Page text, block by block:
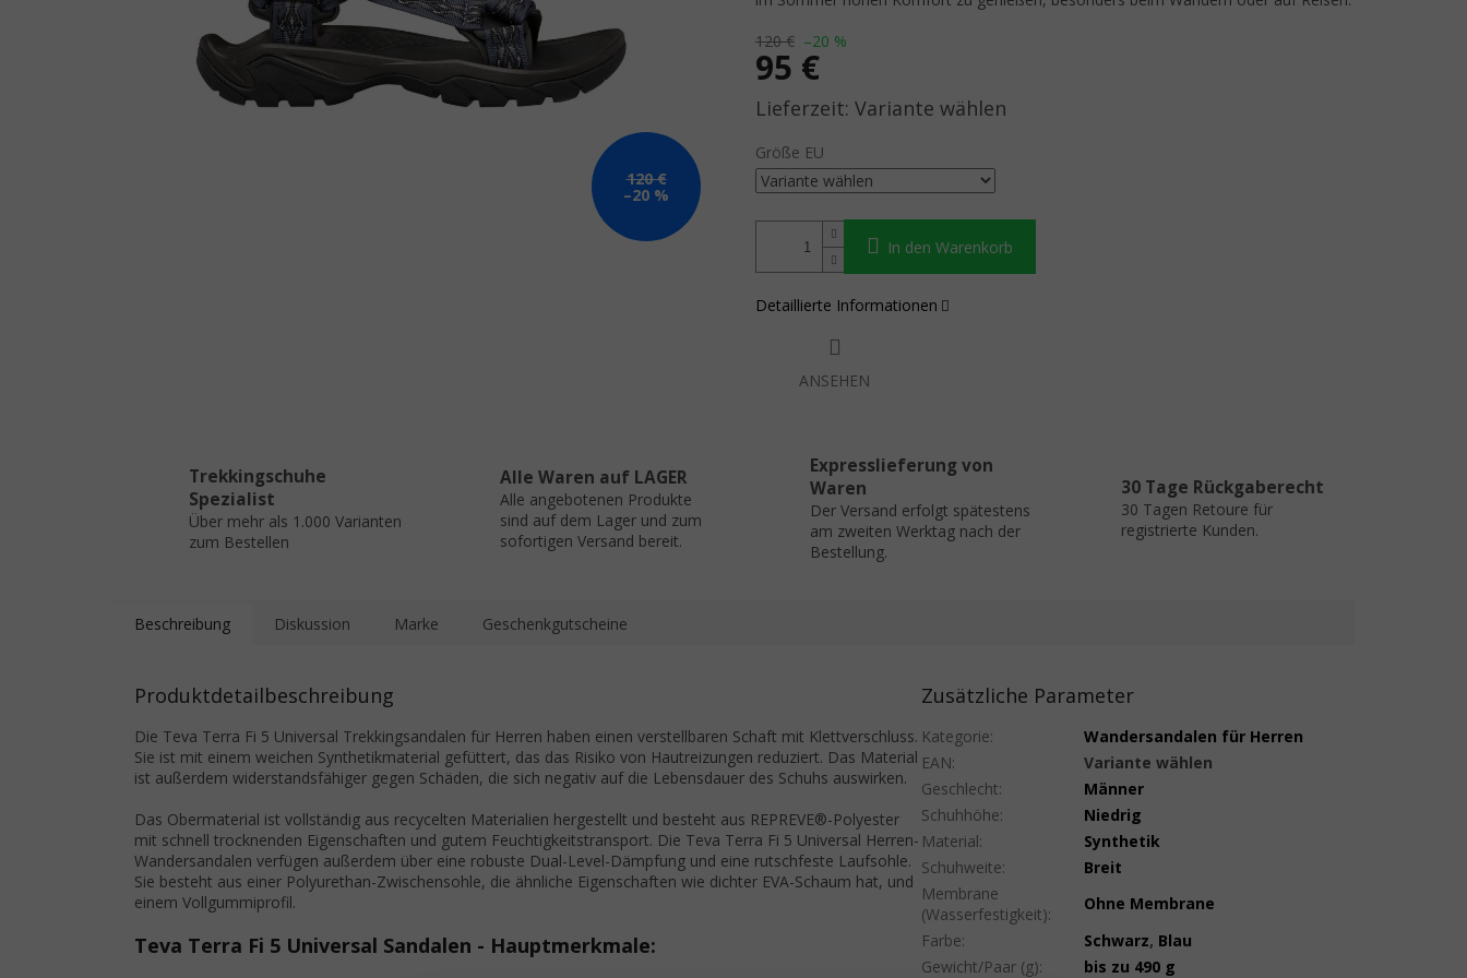
120 €
–20 %
120 € –20 %
95 €
Verkaufspreis: Variante wählen
Größe EU
In den Warenkorb
Detaillierte Informationen
ANSEHEN
Trekkingschuhe
Spezialist
Über mehr als 1.000 Varianten
zum Bestellen
Alle Waren auf LAGER
Alle angebotenen Produkte
sind auf dem Lager und zum
sofortigen Versand bereit.
Expresslieferung von
Waren
Der Versand erfolgt spätestens
am zweiten Werktag nach der
Bestellung.
30 Tage Rückgaberecht
30 Tagen Retoure für
registrierte Kunden.
Beschreibung Diskussion Marke Geschenkgutscheine
Produktdetailbeschreibung
Die Teva Terra Fi 5 Universal Trekkingsandalen für Herren haben einen verstellbaren Schaft mit Klettverschluss.
Sie ist mit einem weichen Synthetikmaterial gefüttert, das das Risiko von Hautreizungen reduziert. Das Material
ist außerdem widerstandsfähiger gegen Schäden, die sich negativ auf die Lebensdauer des Schuhs auswirken.
Das Obermaterial ist vollständig aus recycelten Materialien hergestellt und besteht aus REPREVE®-Polyester
mit schnell trocknenden Eigenschaften und gutem Feuchtigkeitstransport. Die Teva Terra Fi 5 Universal Herren-
Wandersandalen verfügen außerdem über eine robuste Dual-Level-Dämpfung und eine rutschfeste Laufsohle.
Sie besteht aus einer Polyurethan-Zwischensohle, die ähnliche Eigenschaften wie dichter EVA-Schaum hat, und
einem Vollgummiprofil.
Teva Terra Fi 5 Universal Sandalen - Hauptmerkmale:
Zusätzliche Parameter
Kategorie:
Wandersandalen für Herren
EAN:
Variante wählen
Geschlecht:
Männer
Schuhhöhe:
Niedrig
Material:
Synthetik
Schuhweite:
Breit
Membrane
(Wasserfestigkeit):
Ohne Membrane
Farbe: Schwarz, Blau
Gewicht/Paar (g):
bis zu 490 g